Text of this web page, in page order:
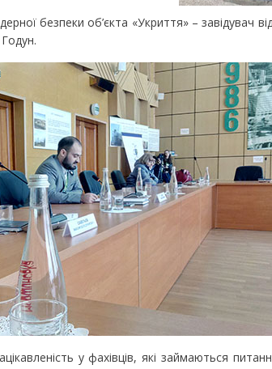
безпеки об’єкта «Укриття» – завідувач
у фахівців, які займаються